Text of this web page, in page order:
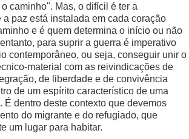
caminho". Mas, o difícil é ter a
paz está instalada em cada coração
e é quem determina o início ou não
para suprir a guerra é imperativo
contemporâneo, ou seja, conseguir unir o
material com as reivindicações de
de liberdade e de convivência
de um espírito característico de uma
É dentro deste contexto que devemos
do migrante e do refugiado, que
um lugar para habitar.